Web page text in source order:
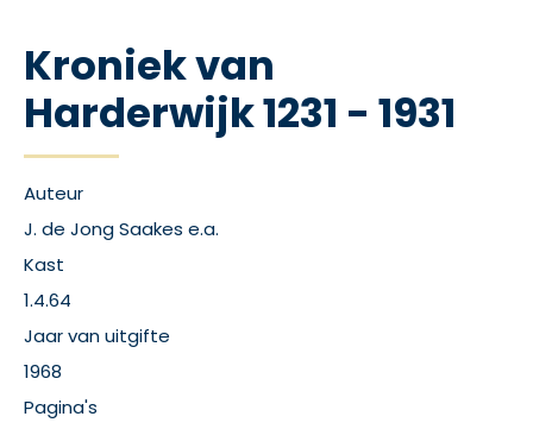
Kroniek van
Harderwijk 1231 - 1931
Auteur
J. de Jong Saakes e.a.
Kast
1.4.64
Jaar van uitgifte
1968
Pagina's